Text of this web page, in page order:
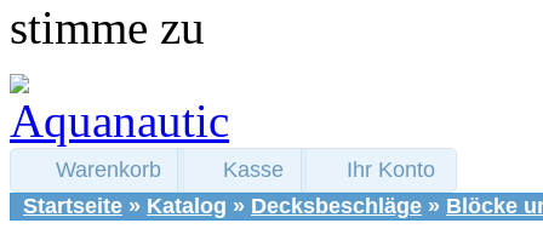
stimme zu
Warenkorb Kasse
Ihr Konto
Startseite » Katalog » Decksbeschläge » Blöcke